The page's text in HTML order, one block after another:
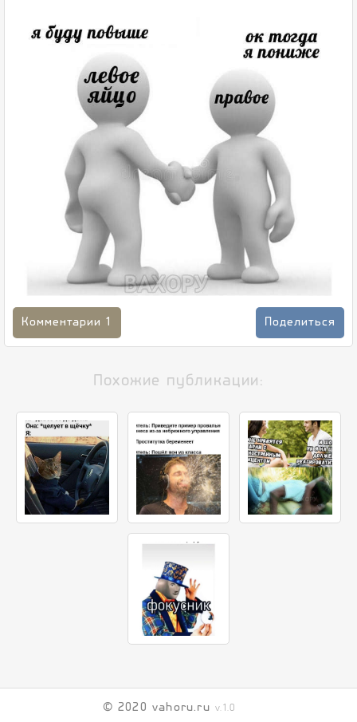
Комментарии 1 Поделиться
Похожие публикации:
© 2020 vahoru.ru v.1.0